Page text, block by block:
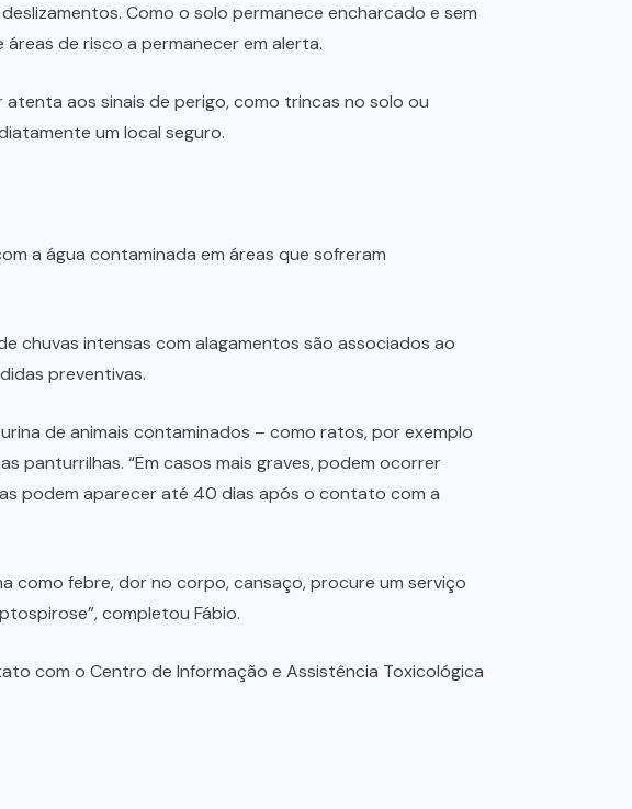
Como o solo permanece encharcado e sem
de risco a permanecer em alerta.
aos sinais de perigo, como trincas no solo ou
um local seguro.
a água contaminada em áreas que sofreram
chuvas intensas com alagamentos são associados ao
preventivas.
de animais contaminados – como ratos, por exemplo
panturrilhas. “Em casos mais graves, podem ocorrer
podem aparecer até 40 dias após o contato com a
como febre, dor no corpo, cansaço, procure um serviço
completou Fábio.
com o Centro de Informação e Assistência Toxicológica